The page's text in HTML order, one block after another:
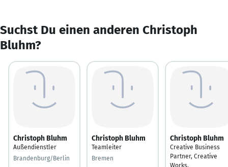
Suchst Du einen anderen Christoph
Bluhm?
Christoph Bluhm
Außendienstler
Brandenburg/Berlin
Christoph Bluhm
Teamleiter
Bremen
Christoph Bluhm
Creative Business
Partner, Creative
Works.